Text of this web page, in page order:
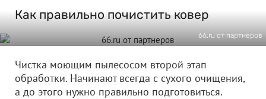
Как правильно почистить ковер
66.ru от партнеров
Чистка моющим пылесосом второй этап
обработки. Начинают всегда с сухого очищения,
а до этого нужно правильно подготовиться.